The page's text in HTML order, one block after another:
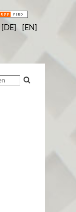
[DE] [EN]